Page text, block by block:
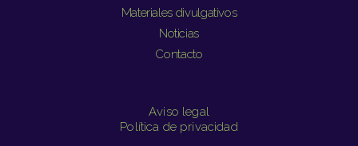
Materiales divulgativos
Noticias
Contacto
Aviso legal
Política de privacidad